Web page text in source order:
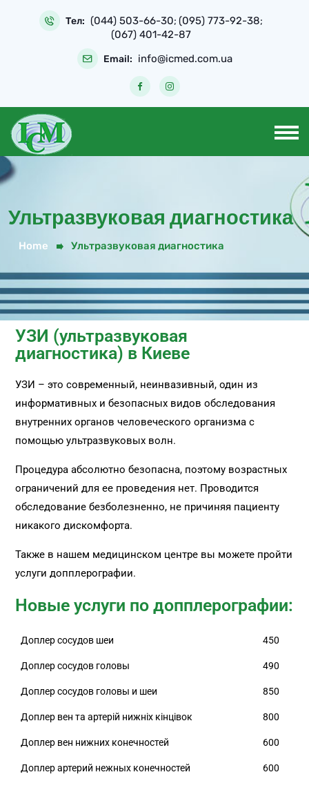
Тел: (044) 503-66-30; (095) 773-92-38;
(067) 401-42-87
Email: info@icmed.com.ua
Ультразвуковая диагностика
Home Ультразвуковая диагностика
УЗИ (ультразвуковая
диагностика) в Киеве
УЗИ – это современный, неинвазивный, один из
информативных и безопасных видов обследования
внутренних органов человеческого организма с
помощью ультразвуковых волн.
Процедура абсолютно безопасна, поэтому возрастных
ограничений для ее проведения нет. Проводится
обследование безболезненно, не причиняя пациенту
никакого дискомфорта.
Также в нашем медицинском центре вы можете пройти
услуги допплерографии.
Новые услуги по допплерографии:
Доплер сосудов шеи 450
Доплер сосудов головы 490
Доплер сосудов головы и шеи 850
Доплер вен та артерій нижніх кінцівок 800
Доплер вен нижних конечностей 600
Доплер артерий нежных конечностей 600